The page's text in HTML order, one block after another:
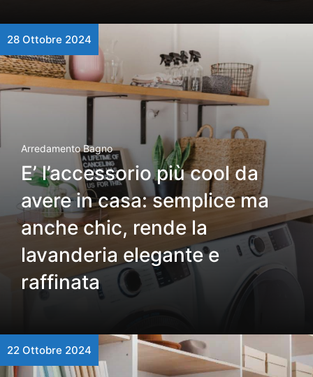
28 Ottobre 2024
Arredamento Bagno
E’ l’accessorio più cool da
avere in casa: semplice ma
anche chic, rende la
lavanderia elegante e
raffinata
22 Ottobre 2024